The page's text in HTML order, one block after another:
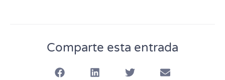
Comparte esta entrada